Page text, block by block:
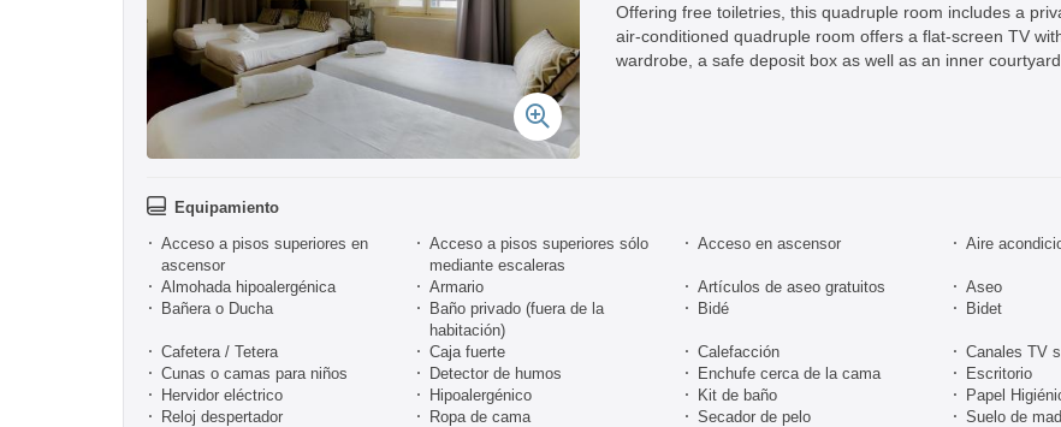
Offering free toiletries, this quadruple room includes a
air-conditioned quadruple room offers a flat-screen TV
wardrobe, a safe deposit box as well as an inner
Equipamiento
Acceso a pisos superiores en
ascensor
Acceso a pisos superiores sólo
mediante escaleras
Acceso en ascensor Aire
Almohada hipoalergénica Armario Artículos de aseo gratuitos Aseo
Bañera o Ducha
Baño privado (fuera de la
habitación)
Bidé Bidet
Cafetera / Tetera Caja fuerte Calefacción Canales TV
Cunas o camas para niños
Detector de humos Enchufe cerca de la cama Escritorio
Hervidor eléctrico
Hipoalergénico Kit de baño Papel
Reloj despertador
Ropa de cama Secador de pelo Suelo de